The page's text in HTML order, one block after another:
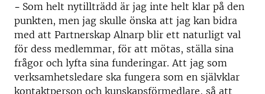
- Som helt nytillträdd är jag inte helt klar på den
punkten, men jag skulle önska att jag kan bidra
med att Partnerskap Alnarp blir ett naturligt val
för dess medlemmar, för att mötas, ställa sina
frågor och lyfta sina funderingar. Att jag som
verksamhetsledare ska fungera som en självklar
kontaktperson och kunskapsförmedlare, så att